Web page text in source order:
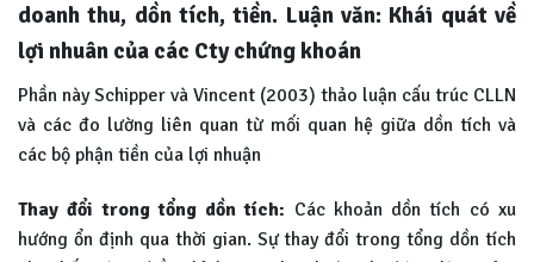
doanh thu, dồn tích, tiền. Luận văn: Khái quát về
lợi nhuân của các Cty chứng khoán
Phần này Schipper và Vincent (2003) thảo luận cấu trúc CLLN
và các đo lường liên quan từ mối quan hệ giữa dồn tích và
các bộ phận tiền của lợi nhuận
Thay đổi trong tổng dồn tích: Các khoản dồn tích có xu
hướng ổn định qua thời gian. Sự thay đổi trong tổng dồn tích